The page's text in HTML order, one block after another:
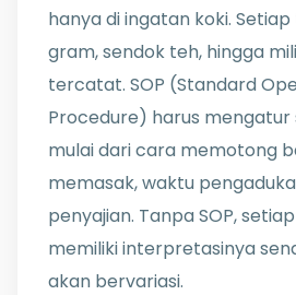
hanya di ingatan koki.
gram, sendok teh, hingga
tercatat. SOP (Standard
Procedure) harus mengatur
mulai dari cara memotong
memasak, waktu
penyajian. Tanpa SOP,
memiliki interpretasinya
akan bervariasi.